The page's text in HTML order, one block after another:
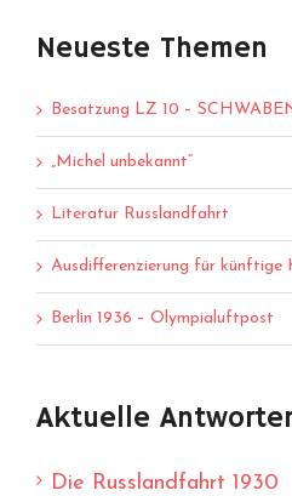
Neueste Themen
Besatzung LZ 10 –
„Michel unbekannt“
Literatur Russlandfahrt
Ausdifferenzierung für künftige
Berlin 1936 – Olympialuftpost
Aktuelle
Die Russlandfahrt 1930